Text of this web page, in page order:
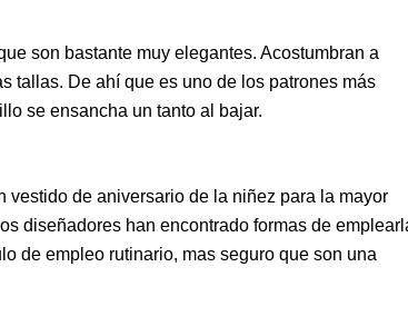
son bastante muy elegantes. Acostumbran a
tallas. De ahí que es uno de los patrones más
se ensancha un tanto al bajar.
vestido de aniversario de la niñez para la mayor
diseñadores han encontrado formas de
de empleo rutinario, mas seguro que son una